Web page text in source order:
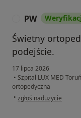
PW
Świetny
podejście.
17 lipca 2026
• Szpital LUX MED
ortopedyczna
• w opinii użytkownika PW
zgłoś nadużycie